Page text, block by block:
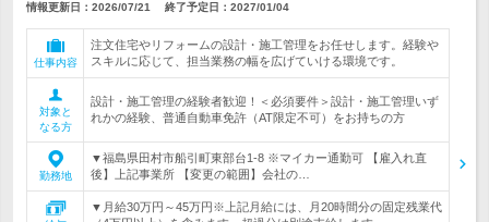
情報更新日：2026/07/21 終了予定日： 2027/01/04
仕事内容
注文住宅やリフォームの設計・施工管理をお任せします。経験や
スキルに応じて、担当業務の幅を広げていける環境です。
対象と
なる方
設計・施工管理の経験者歓迎！＜必須要件＞設計・施工管理いず
れかの経験、普通自動車免許（AT限定不可）をお持ちの方
勤務地
▼福島県田村市船引町東部台1-8 ※マイカー通勤可 【雇入れ直
後】上記事業所 【変更の範囲】会社の…
▼月給30万円～45万円※上記月給には、月20時間分の固定残業代